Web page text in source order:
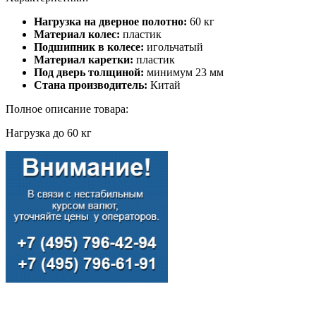
Нагрузка на дверное полотно: 60 кг
Материал колес: пластик
Подшипник в колесе: игольчатый
Материал каретки: пластик
Под дверь толщиной: минимум 23 мм
Стана производитель: Китай
Полное описание товара:
Нагрузка до 60 кг